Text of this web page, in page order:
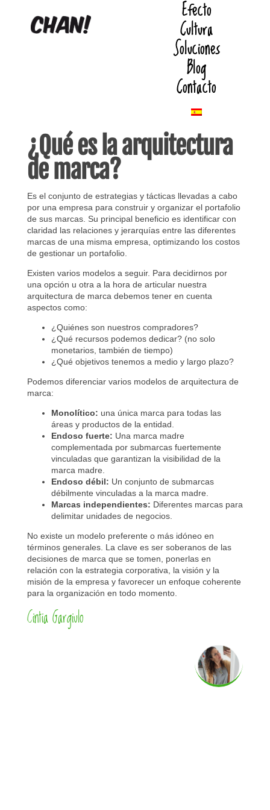
Efecto
Cultura
Soluciones
Blog
Contacto
¿Qué es la arquitectura
de marca?
Es el conjunto de estrategias y tácticas llevadas a cabo
por una empresa para construir y organizar el portafolio
de sus marcas. Su principal beneficio es identificar con
claridad las relaciones y jerarquías entre las diferentes
marcas de una misma empresa, optimizando los costos
de gestionar un portafolio.
Existen varios modelos a seguir. Para decidirnos por
una opción u otra a la hora de articular nuestra
arquitectura de marca debemos tener en cuenta
aspectos como:
¿Quiénes son nuestros compradores?
¿Qué recursos podemos dedicar? (no solo
monetarios, también de tiempo)
¿Qué objetivos tenemos a medio y largo plazo?
Podemos diferenciar varios modelos de arquitectura de
marca:
Monolítico: una única marca para todas las
áreas y productos de la entidad.
Endoso fuerte: Una marca madre
complementada por submarcas fuertemente
vinculadas que garantizan la visibilidad de la
marca madre.
Endoso débil: Un conjunto de submarcas
débilmente vinculadas a la marca madre.
Marcas independientes: Diferentes marcas para
delimitar unidades de negocios.
No existe un modelo preferente o más idóneo en
términos generales. La clave es ser soberanos de las
decisiones de marca que se tomen, ponerlas en
relación con la estrategia corporativa, la visión y la
misión de la empresa y favorecer un enfoque coherente
para la organización en todo momento.
Cintia Gargiulo